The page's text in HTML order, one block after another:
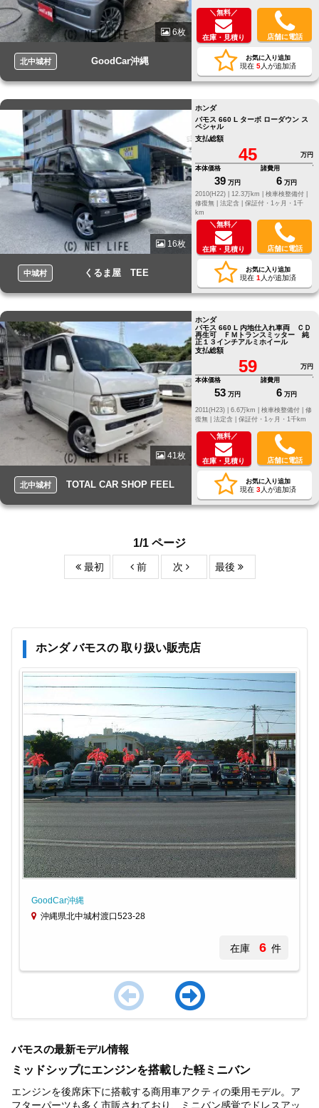
6枚
北中城村 GoodCar沖縄
＼無料／
在庫・見積り 店舗に電話
お気に入り追加
現在 5人が追加済
16枚
中城村 くるま屋 TEE
ホンダ
バモス 660 L ターボ ローダウン ス
ペシャル
支払総額
45
万円
本体価格
39 万円
諸費用
6 万円
2010(H22) |
12.3万km |
検車検整備付 |
修復無 | 法定含 | 保証付・1ヶ月・1千
km
＼無料／
在庫・見積り 店舗に電話
お気に入り追加
現在 1 人が追加済
41枚
北中城村 TOTAL CAR SHOP FEEL
ホンダ
バモス 660 L 内地仕入れ車両 ＣＤ
再生可 ＦＭトランスミッター 純
正１３インチアルミホイール
支払総額
59
万円
本体価格
53 万円
諸費用
6 万円
修
復無 | 法定含 | 保証付・1ヶ月・1千km
＼無料／
在庫・見積り 店舗に電話
お気に入り追加
現在 3人が追加済
1/1 ページ
最初 前 次 最後
ホンダ バモスの 取り扱い販売店
GoodCar沖縄
沖縄県北中城村渡口523-28
在庫 6 件
of
バモスの最新モデル情報
ミッドシップにエンジンを搭載した軽ミニバン
エンジンを後席床下に搭載する商用車アクティの乗用モデル。ア
フターパーツも多く市販されており、ミニバン感覚でドレスアッ